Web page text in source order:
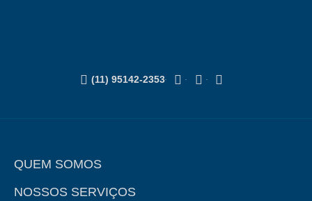
(11) 95142-2353
QUEM SOMOS
NOSSOS SERVIÇOS